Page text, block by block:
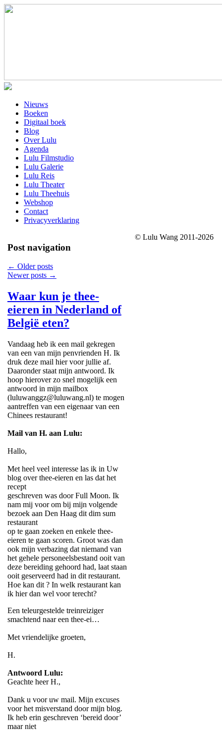
Nieuws
Boeken
Digitaal boek
Blog
Over Lulu
Agenda
Lulu Filmstudio
Lulu Galerie
Lulu Reis
Lulu Theater
Lulu Theehuis
Webshop
Contact
Privacyverklaring
Post navigation
← Older posts
Newer posts →
Waar kun je thee-
eieren in Nederland of
België eten?
Vandaag heb ik een mail gekregen
van een van mijn penvrienden H. Ik
druk deze mail hier voor jullie af.
Daaronder staat mijn antwoord. Ik
hoop hierover zo snel mogelijk een
antwoord in mijn mailbox
(luluwanggz@luluwang.nl) te mogen
aantreffen van een eigenaar van een
Chinees restaurant!
Mail van H. aan Lulu:
Hallo,
Met heel veel interesse las ik in Uw
blog over thee-eieren en las dat het
recept
geschreven was door Full Moon. Ik
nam mij voor om bij mijn volgende
bezoek aan Den Haag dit dim sum
restaurant
op te gaan zoeken en enkele thee-
eieren te gaan scoren. Groot was dan
ook mijn verbazing dat niemand van
het gehele personeelsbestand ooit van
deze bereiding gehoord had, laat staan
ooit geserveerd had in dit restaurant.
Hoe kan dit ? In welk restaurant kan
ik hier dan wel voor terecht?
Een teleurgestelde treinreiziger
smachtend naar een thee-ei…
Met vriendelijke groeten,
H.
Antwoord Lulu:
Geachte heer H.,
Dank u voor uw mail. Mijn excuses
voor het misverstand door mijn blog.
Ik heb erin geschreven ‘bereid door’
maar niet
© Lulu Wang 2011-2026